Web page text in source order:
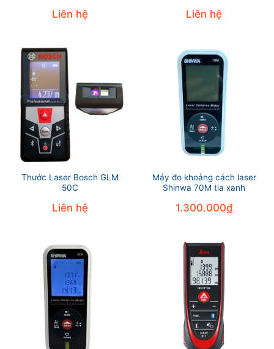
Liên hệ Liên hệ
Thước Laser Bosch GLM
50C
Liên hệ
Máy đo khoảng cách laser
Shinwa 70M tia xanh
1.300.000₫